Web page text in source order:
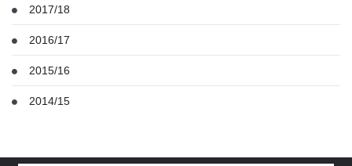
2017/18
2016/17
2015/16
2014/15